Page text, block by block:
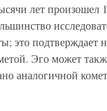
лет произошел
это подтверждает
Эго может
аналогичной